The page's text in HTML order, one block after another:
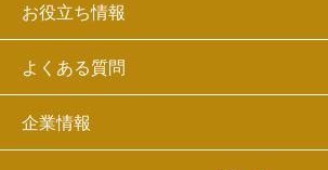
お役立ち情報
よくある質問
企業情報